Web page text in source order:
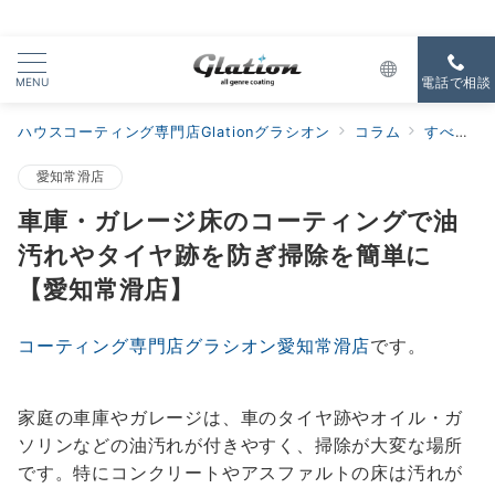
MENU 電話で相談
ハウスコーティング専門店Glationグラシオン コラム すべての新着
愛知常滑店
車庫・ガレージ床のコーティングで油
汚れやタイヤ跡を防ぎ掃除を簡単に
【愛知常滑店】
コーティング専門店グラシオン愛知常滑店です。
家庭の車庫やガレージは、車のタイヤ跡やオイル・ガ
ソリンなどの油汚れが付きやすく、掃除が大変な場所
です。特にコンクリートやアスファルトの床は汚れが